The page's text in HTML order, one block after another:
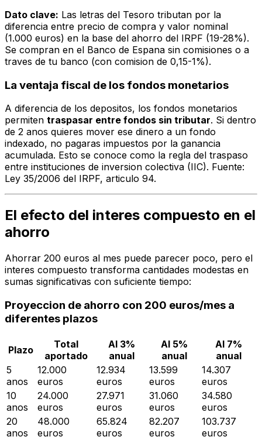
Dato clave: Las letras del Tesoro tributan por la
diferencia entre precio de compra y valor nominal
(1.000 euros) en la base del ahorro del IRPF (19-28%).
Se compran en el Banco de Espana sin comisiones o a
traves de tu banco (con comision de 0,15-1%).
La ventaja fiscal de los fondos monetarios
A diferencia de los depositos, los fondos monetarios
permiten traspasar entre fondos sin tributar. Si dentro
de 2 anos quieres mover ese dinero a un fondo
indexado, no pagaras impuestos por la ganancia
acumulada. Esto se conoce como la regla del traspaso
entre instituciones de inversion colectiva (IIC). Fuente:
Ley 35/2006 del IRPF, articulo 94.
El efecto del interes compuesto en el
ahorro
Ahorrar 200 euros al mes puede parecer poco, pero el
interes compuesto transforma cantidades modestas en
sumas significativas con suficiente tiempo:
Proyeccion de ahorro con 200 euros/mes a
diferentes plazos
Plazo
Total
aportado
Al 3%
anual
Al 5%
anual
Al 7%
anual
5
anos
12.000
euros
12.934
euros
13.599
euros
14.307
euros
10
anos
24.000
euros
27.971
euros
31.060
euros
34.580
euros
20
anos
48.000
euros
65.824
euros
82.207
euros
103.737
euros